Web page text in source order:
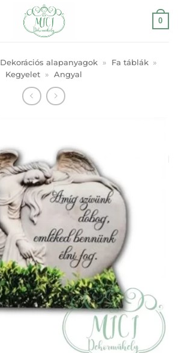
0
Dekorációs alapanyagok » Fa táblák »
Kegyelet » Angyal